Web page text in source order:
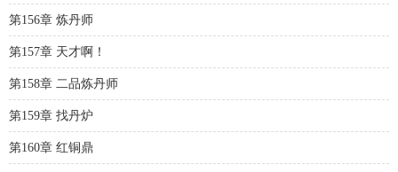
第156章 炼丹师
第157章 天才啊！
第158章 二品炼丹师
第159章 找丹炉
第160章 红铜鼎